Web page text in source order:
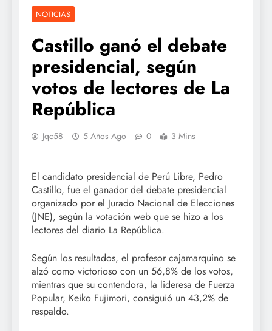
NOTICIAS
Castillo ganó el debate
presidencial, según
votos de lectores de La
República
Jqc58 5 Años Ago 0 3 Mins
El candidato presidencial de Perú Libre, Pedro
Castillo, fue el ganador del debate presidencial
organizado por el Jurado Nacional de Elecciones
(JNE), según la votación web que se hizo a los
lectores del diario La República.
Según los resultados, el profesor cajamarquino se
alzó como victorioso con un 56,8% de los votos,
mientras que su contendora, la lideresa de Fuerza
Popular, Keiko Fujimori, consiguió un 43,2% de
respaldo.